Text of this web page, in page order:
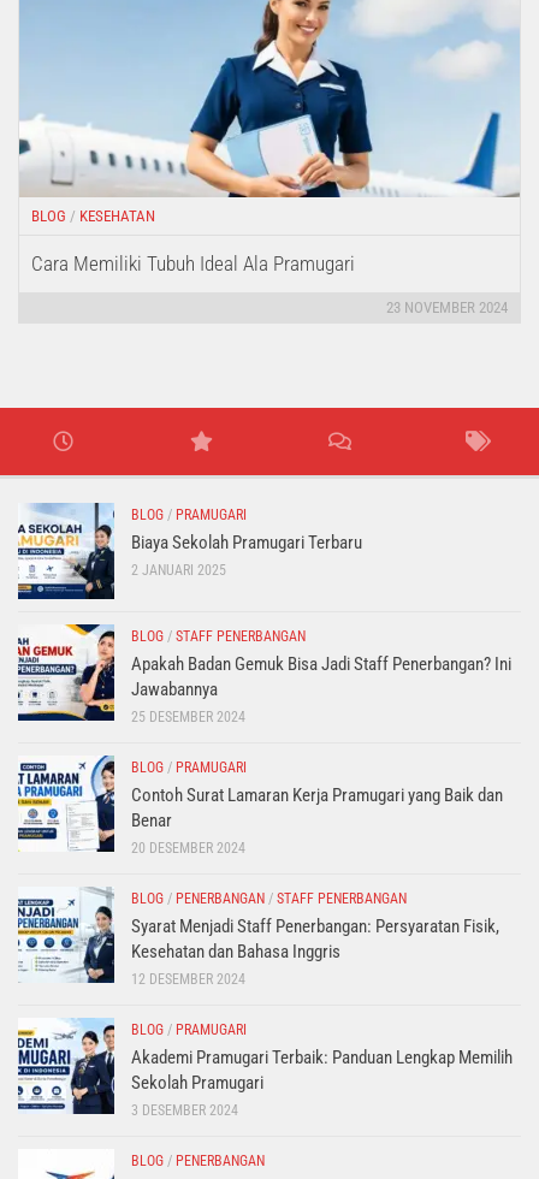
BLOG / KESEHATAN
Cara Memiliki Tubuh Ideal Ala Pramugari
23 NOVEMBER 2024
BLOG / PRAMUGARI
Biaya Sekolah Pramugari Terbaru
2 JANUARI 2025
BLOG / STAFF PENERBANGAN
Apakah Badan Gemuk Bisa Jadi Staff Penerbangan? Ini
Jawabannya
25 DESEMBER 2024
BLOG / PRAMUGARI
Contoh Surat Lamaran Kerja Pramugari yang Baik dan
Benar
20 DESEMBER 2024
BLOG / PENERBANGAN / STAFF PENERBANGAN
Syarat Menjadi Staff Penerbangan: Persyaratan Fisik,
Kesehatan dan Bahasa Inggris
12 DESEMBER 2024
BLOG / PRAMUGARI
Akademi Pramugari Terbaik: Panduan Lengkap Memilih
Sekolah Pramugari
3 DESEMBER 2024
BLOG / PENERBANGAN